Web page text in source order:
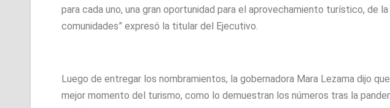
para cada uno, una gran oportunidad para el aprovechamiento turístico, de
comunidades” expresó la titular del Ejecutivo.
Luego de entregar los nombramientos, la gobernadora Mara Lezama dijo
mejor momento del turismo, como lo demuestran los números tras la